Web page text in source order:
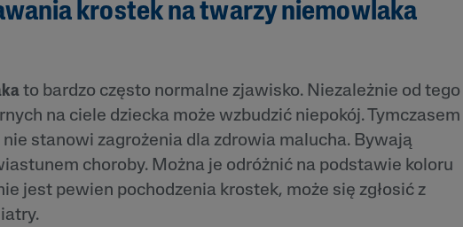
krostek na twarzy niemowlaka
to bardzo często normalne zjawisko. Niezależnie od tego
na ciele dziecka może wzbudzić niepokój. Tymczasem
stanowi zagrożenia dla zdrowia malucha. Bywają
choroby. Można je odróżnić na podstawie koloru
jest pewien pochodzenia krostek, może się zgłosić z